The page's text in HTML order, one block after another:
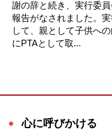
謝の辞と続き、実行委
報告がなされました。
して、親として子供へ
にPTAとして取...
心に呼びかける